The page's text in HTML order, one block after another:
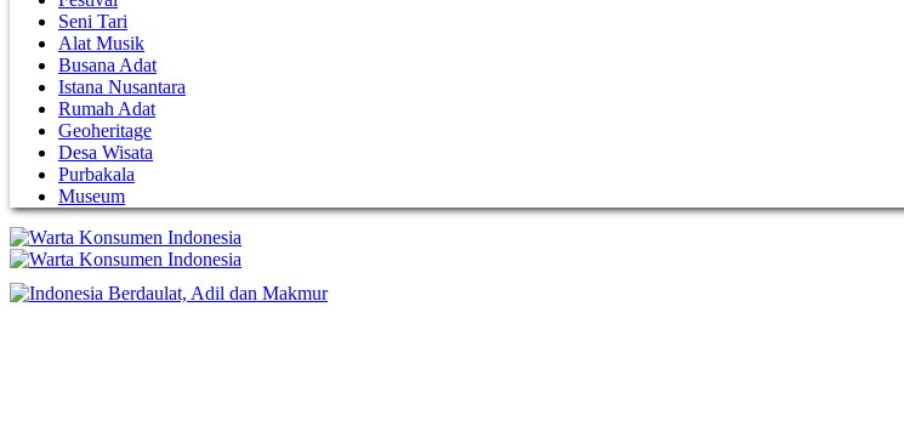
Seni Tari
Alat Musik
Busana Adat
Istana Nusantara
Rumah Adat
Geoheritage
Desa Wisata
Purbakala
Museum